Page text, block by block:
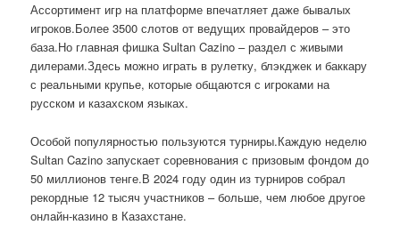
Ассортимент игр на платформе впечатляет даже бывалых
игроков.Более 3500 слотов от ведущих провайдеров – это
база.Но главная фишка Sultan Cazino – раздел с живыми
дилерами.Здесь можно играть в рулетку, блэкджек и баккару
с реальными крупье, которые общаются с игроками на
русском и казахском языках.
Особой популярностью пользуются турниры.Каждую неделю
Sultan Cazino запускает соревнования с призовым фондом до
50 миллионов тенге.В 2024 году один из турниров собрал
рекордные 12 тысяч участников – больше, чем любое другое
онлайн-казино в Казахстане.